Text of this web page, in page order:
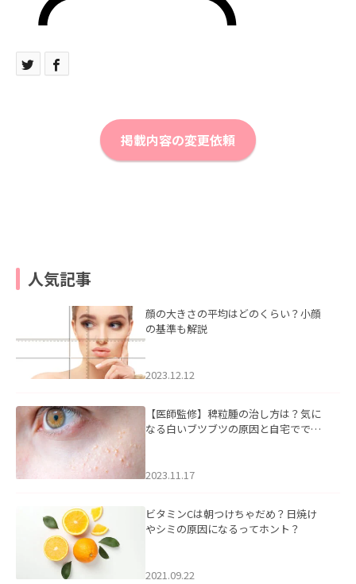
掲載内容の変更依頼
人気記事
顔の大きさの平均はどのくらい？小顔
の基準も解説
2023.12.12
【医師監修】稗粒腫の治し方は？気に
なる白いブツブツの原因と自宅ででき
2023.11.17
ビタミンCは朝つけちゃだめ？日焼け
やシミの原因になるってホント？
2021.09.22